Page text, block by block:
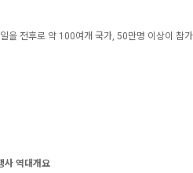
을 전후로 약 100여개 국가, 50만명 이상이 참
사 역대개요